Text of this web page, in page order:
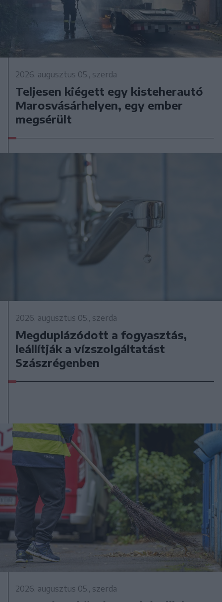
2026. augusztus 05., szerda
Teljesen kiégett egy kisteherautó
Marosvásárhelyen, egy ember
megsérült
2026. augusztus 05., szerda
Megduplázódott a fogyasztás,
leállítják a vízszolgáltatást
Szászrégenben
2026. augusztus 05., szerda